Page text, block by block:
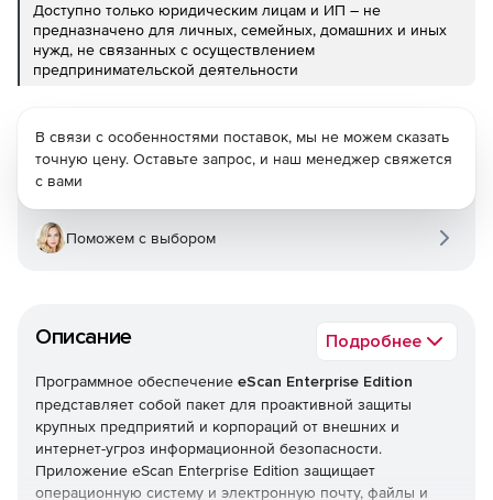
Доступно только юридическим лицам и ИП – не
предназначено для личных, семейных, домашних и иных
нужд, не связанных с осуществлением
предпринимательской деятельности
Описание Подробнее
Программное обеспечение eScan Enterprise Edition
представляет собой пакет для проактивной защиты
крупных предприятий и корпораций от внешних и
интернет-угроз информационной безопасности.
Приложение eScan Enterprise Edition защищает
операционную систему и электронную почту, файлы и
В связи с особенностями поставок, мы не можем сказать
точную цену. Оставьте запрос, и наш менеджер свяжется
с вами
Поможем с выбором